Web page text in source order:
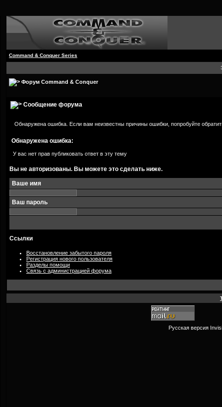
Command & Conquer Series
Форум Command & Conquer
Сообщение форума
Обнаружена ошибка. Если вам неизвестны причины ошибки, попробуйте
Обнаружена ошибка:
У вас нет прав публиковать ответ в эту тему
Вы не авторизованы. Вы можете это сделать ниже.
Ваше имя
Ваш пароль
Ссылки
Восстановление забытого пароля
Регистрация нового пользователя
Разделы помощи
Связь с администрацией форума
Русская версия